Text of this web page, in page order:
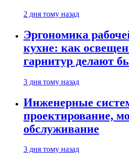
2 дня тому назад
Эргономика
кухне: как
гарнитур делают
3 дня тому назад
Инженерные
проектирование,
обслуживание
3 дня тому назад